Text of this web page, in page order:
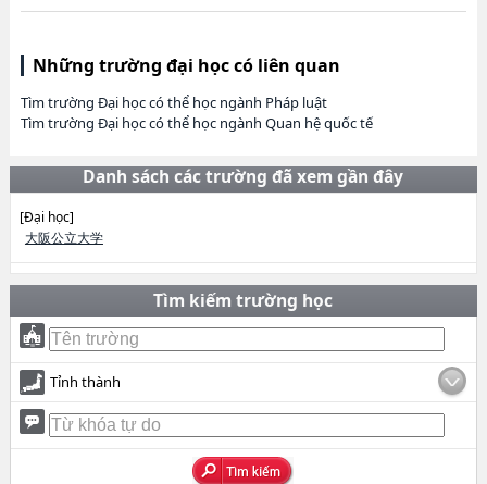
Những trường đại học có liên quan
Tìm trường Đại học có thể học ngành Pháp luật
Tìm trường Đại học có thể học ngành Quan hệ quốc tế
Danh sách các trường đã xem gần đây
[Đại học]
大阪公立大学
Tìm kiếm trường học
Tỉnh thành